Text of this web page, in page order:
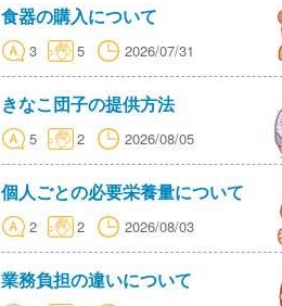
食器の購入について
3 5 2026/07/31
きなこ団子の提供方法
5 2 2026/08/05
個人ごとの必要栄養量について
2 2 2026/08/03
業務負担の違いについて